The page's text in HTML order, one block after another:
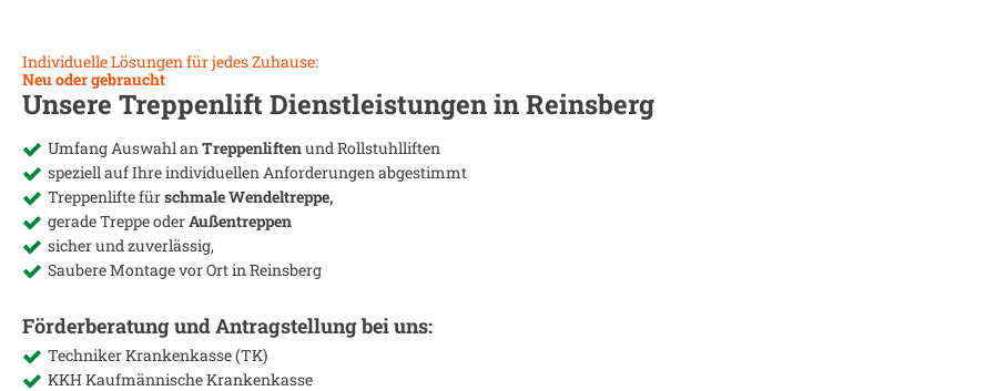
Individuelle Lösungen für jedes Zuhause:
Neu oder gebraucht
Unsere Treppenlift Dienstleistungen inReinsberg
Umfang Auswahl an Treppenliftenund Rollstuhlliften
speziell auf Ihre individuellen Anforderungen abgestimmt
Treppenlifte fürschmale Wendeltreppe,
gerade Treppe oderAußentreppen
sicher und zuverlässig,
Saubere Montage vor Ort in Reinsberg
Förderberatung und Antragstellung bei uns:
Techniker Krankenkasse (TK)
KKH Kaufmännische Krankenkasse